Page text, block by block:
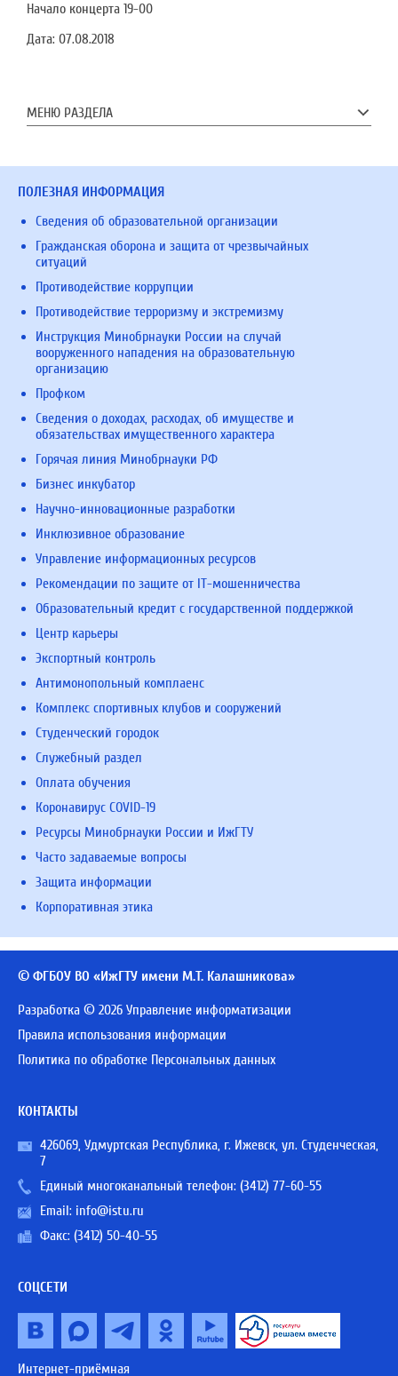
Начало концерта 19-00
Дата: 07.08.2018
МЕНЮ РАЗДЕЛА
ПОЛЕЗНАЯ ИНФОРМАЦИЯ
Сведения об образовательной организации
Гражданская оборона и защита от чрезвычайных
ситуаций
Противодействие коррупции
Противодействие терроризму и экстремизму
Инструкция Минобрнауки России на случай
вооруженного нападения на образовательную
организацию
Профком
Сведения о доходах, расходах, об имуществе и
обязательствах имущественного характера
Горячая линия Минобрнауки РФ
Бизнес инкубатор
Научно-инновационные разработки
Инклюзивное образование
Управление информационных ресурсов
Рекомендации по защите от IT-мошенничества
Образовательный кредит с государственной поддержкой
Центр карьеры
Экспортный контроль
Антимонопольный комплаенс
Комплекс спортивных клубов и сооружений
Студенческий городок
Служебный раздел
Оплата обучения
Коронавирус COVID-19
Ресурсы Минобрнауки России и ИжГТУ
Часто задаваемые вопросы
Защита информации
Корпоративная этика
© ФГБОУ ВО «ИжГТУ имени М.Т. Калашникова»
Разработка © 2026 Управление информатизации
Правила использования информации
Политика по обработке Персональных данных
КОНТАКТЫ
426069, Удмуртская Республика, г. Ижевск, ул. Студенческая,
7
Единый многоканальный телефон: (3412) 77-60-55
Email: info@istu.ru
Факс: (3412) 50-40-55
СОЦСЕТИ
Интернет-приёмная